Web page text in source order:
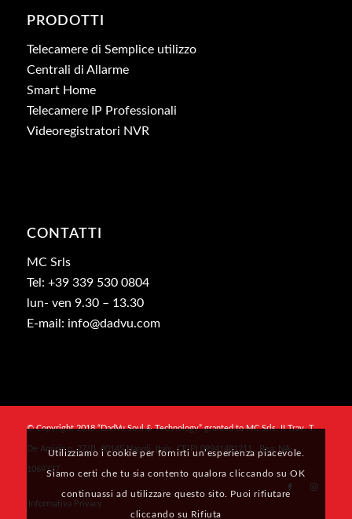
PRODOTTI
Telecamere di Semplice utilizzo
Centrali di Allarme
Smart Home
Telecamere IP Professionali
Videoregistratori NVR
CONTATTI
MC Srls
Tel: +39 339 530 0804
lun- ven 9.30 – 13.30
E-mail: info@dadvu.com
© Copyright 2018 “DadVu Soul & Technology” granted to MC Srls, II Trav. T.
De Amicis n. 27/B, 80145 Napoli, Italy, CF/PI 09941481211 , Rea: NA-
1069327
Informativa Privacy
Utilizziamo i cookie per fornirti un’esperienza piacevole.
Siamo certi che tu sia contento qualora cliccando su OK
continuassi ad utilizzare questo sito. Puoi rifiutare
cliccando su Rifiuta